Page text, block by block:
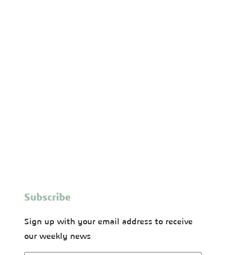
Subscribe
Sign up with your email address to receive
our weekly news